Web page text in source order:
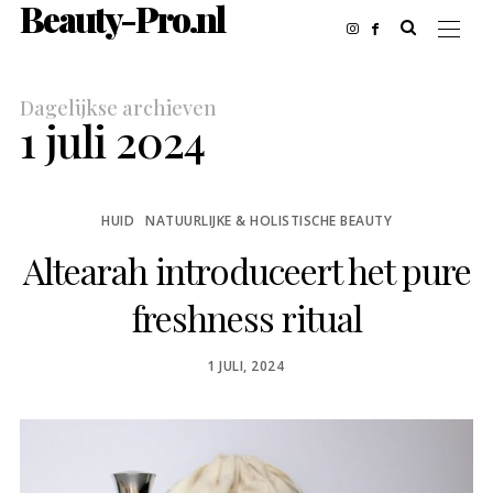
Beauty-Pro.nl
Dagelijkse archieven
1 juli 2024
HUID NATUURLIJKE & HOLISTISCHE BEAUTY
Altearah introduceert het pure
freshness ritual
POSTED
1 JULI, 2024